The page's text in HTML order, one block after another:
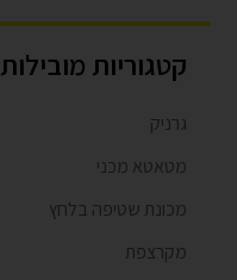
קטגוריות מובילות
גרניק
מטאטא מכני
מכונת שטיפה בלחץ
מקרצפת